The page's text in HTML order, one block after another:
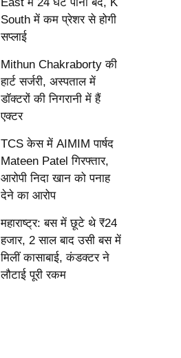
South में कम प्रेशर से होगी
सप्लाई
Mithun Chakraborty की
हार्ट सर्जरी, अस्पताल में
डॉक्टरों की निगरानी में हैं
एक्टर
TCS केस में AIMIM पार्षद
Mateen Patel गिरफ्तार,
आरोपी निदा खान को पनाह
देने का आरोप
महाराष्ट्र: बस में छूटे थे ₹24
हजार, 2 साल बाद उसी बस में
मिलीं कासाबाई, कंडक्टर ने
लौटाई पूरी रकम